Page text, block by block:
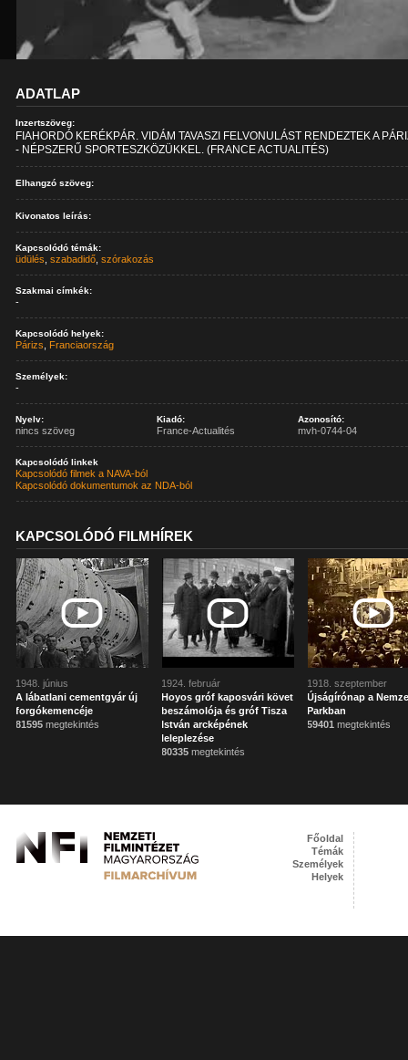
ADATLAP
Inzertszöveg:
FIAHORDÓ KERÉKPÁR. VIDÁM TAVASZI FELVONULÁST RENDEZTEK A
- NÉPSZERŰ SPORTESZKÖZÜKKEL. (FRANCE ACTUALITÉS)
Elhangzó szöveg:
Kivonatos leírás:
Kapcsolódó témák:
üdülés ,szabadidő ,szórakozás
Szakmai címkék:
-
Kapcsolódó helyek:
Párizs Franciaország
Személyek:
-
Nyelv:
nincs szöveg
Kiadó:
France-Actualités
Azonosító:
mvh-0744-04
Kapcsolódó linkek
Kapcsolódó filmek a NAVA-ból
Kapcsolódó dokumentumok az NDA-ból
KAPCSOLÓDÓ FILMHÍREK
1948. június
A lábatlani cementgyár új
forgókemencéje
81595 megtekintés
1924. február
Hoyos gróf kaposvári követ
beszámolója és gróf Tisza
István arcképének
leleplezése
80335 megtekintés
1918. szeptember
Újságírónap a
Parkban
59401 megtekintés
Főoldal
Témák
Személyek
Helyek